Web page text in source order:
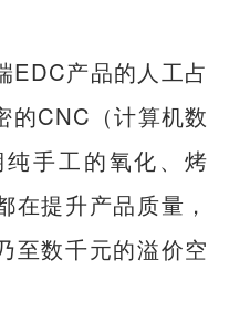
EDC产品的人工占
的CNC（计算机数
手工的氧化、烤
在提升产品质量，
至数千元的溢价空